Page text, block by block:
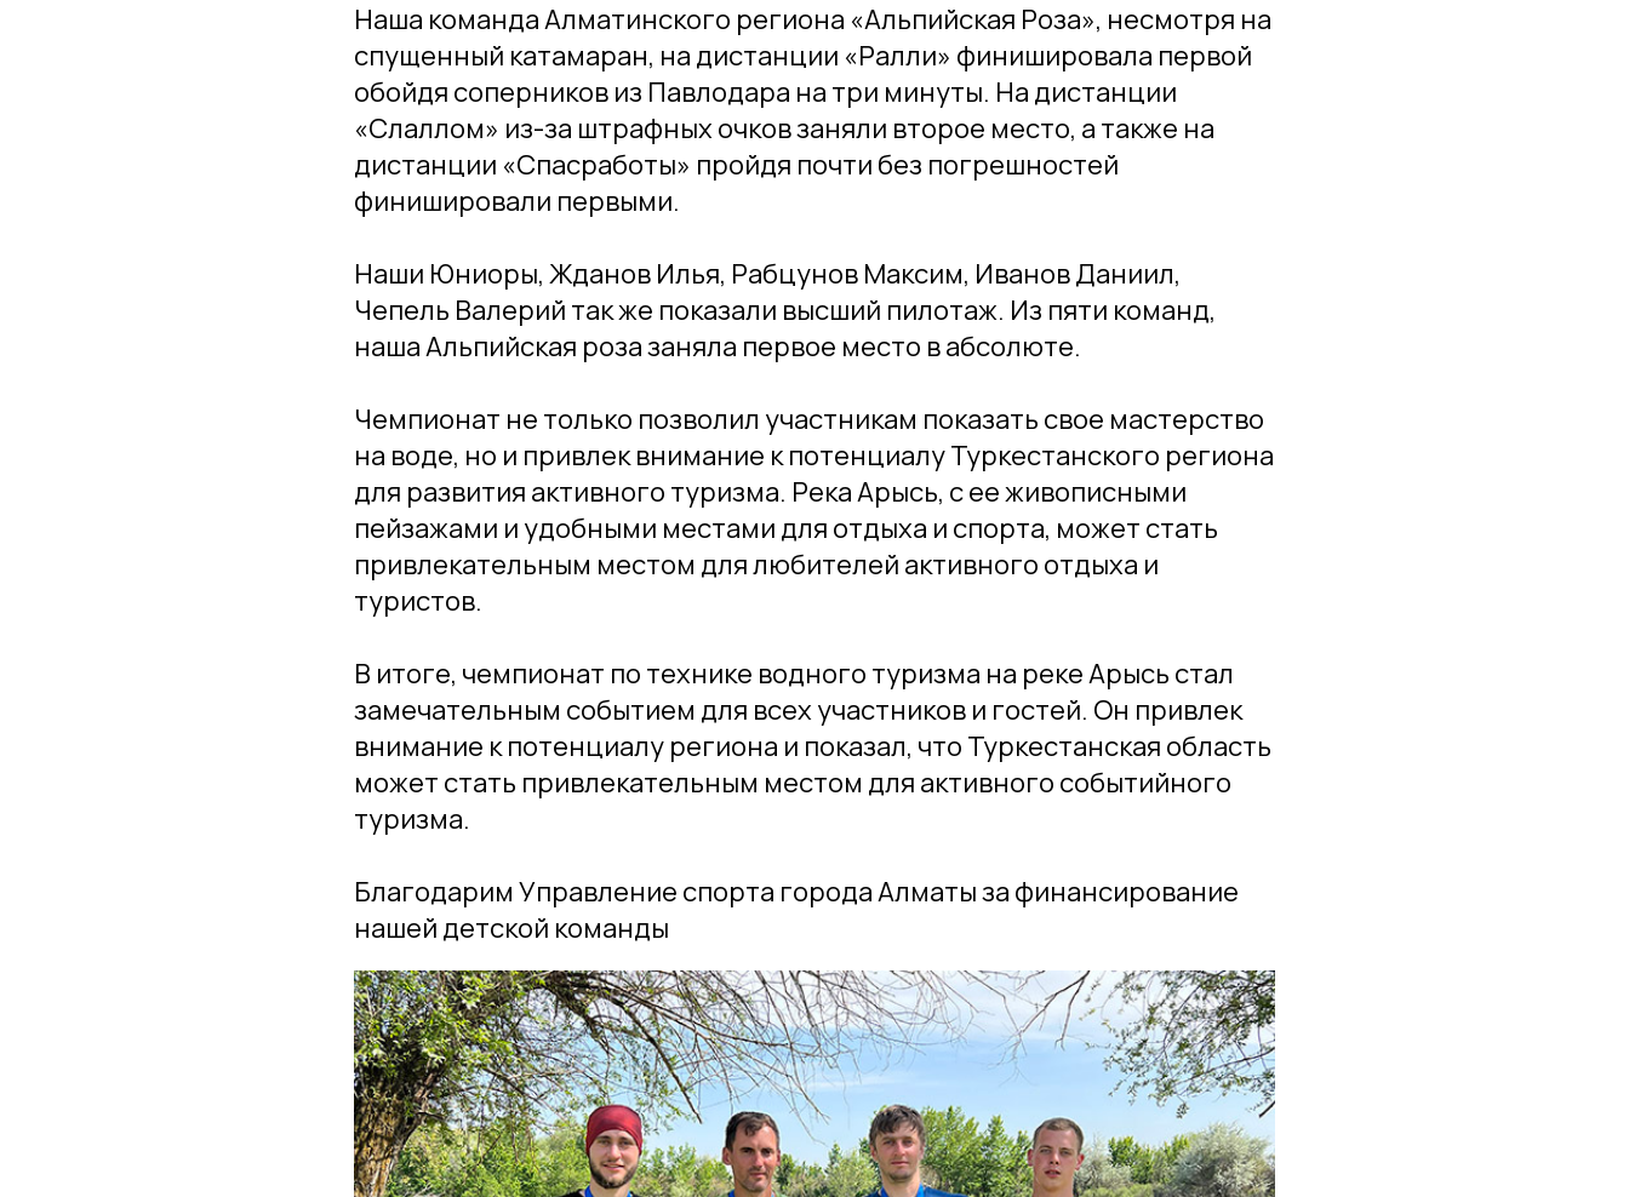
Наша команда Алматинского региона «Альпийская Роза», несмотря на
спущенный катамаран, на дистанции «Ралли» финишировала первой
обойдя соперников из Павлодара на три минуты. На дистанции
«Слаллом» из-за штрафных очков заняли второе место, а также на
дистанции «Спасработы» пройдя почти без погрешностей
финишировали первыми.
Наши Юниоры, Жданов Илья, Рабцунов Максим, Иванов Даниил,
Чепель Валерий так же показали высший пилотаж. Из пяти команд,
наша Альпийская роза заняла первое место в абсолюте.
Чемпионат не только позволил участникам показать свое мастерство
на воде, но и привлек внимание к потенциалу Туркестанского региона
для развития активного туризма. Река Арысь, с ее живописными
пейзажами и удобными местами для отдыха и спорта, может стать
привлекательным местом для любителей активного отдыха и
туристов.
В итоге, чемпионат по технике водного туризма на реке Арысь стал
замечательным событием для всех участников и гостей. Он привлек
внимание к потенциалу региона и показал, что Туркестанская область
может стать привлекательным местом для активного событийного
туризма.
Благодарим Управление спорта города Алматы за финансирование
нашей детской команды